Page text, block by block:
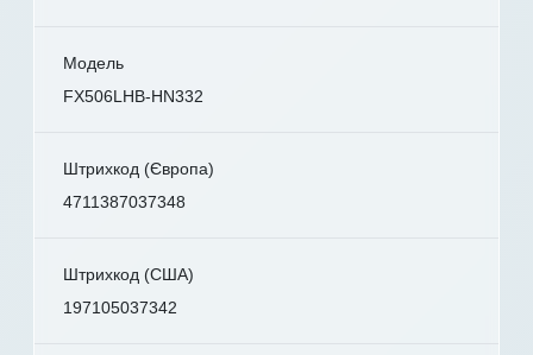
Модель
FX506LHB-HN332
Штрихкод (Європа)
4711387037348
Штрихкод (США)
197105037342